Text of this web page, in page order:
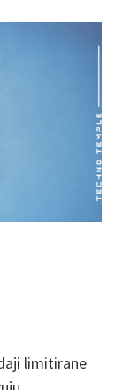
limitirane